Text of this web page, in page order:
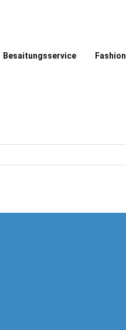
Besaitungsservice Fashion